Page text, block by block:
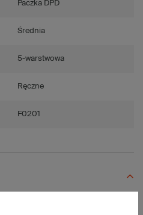
Paczka DPD
Średnia
5-warstwowa
Ręczne
F0201